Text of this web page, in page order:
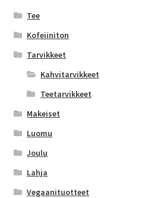
Tee
Kofeiiniton
Tarvikkeet
Kahvitarvikkeet
Teetarvikkeet
Makeiset
Luomu
Joulu
Lahja
Vegaanituotteet